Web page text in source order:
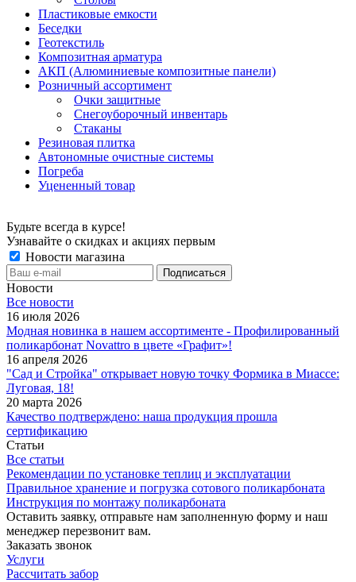
Пластиковые емкости
Беседки
Геотекстиль
Композитная арматура
АКП (Алюминиевые композитные панели)
Розничный ассортимент
Очки защитные
Снегоуборочный инвентарь
Стаканы
Резиновая плитка
Автономные очистные системы
Погреба
Уцененный товар
Будьте всегда в курсе!
Узнавайте о скидках и акциях первым
Новости магазина
Новости
Все новости
16 июля 2026
Модная новинка в нашем ассортименте - Профилированный
поликарбонат Novattro в цвете «Графит»!
16 апреля 2026
"Сад и Стройка" открывает новую точку Формика в Миассе:
Луговая, 18!
20 марта 2026
Качество подтверждено: наша продукция прошла
сертификацию
Статьи
Все статьи
Рекомендации по установке теплиц и эксплуатации
Правильное хранение и погрузка сотового поликарбоната
Инструкция по монтажу поликарбоната
Оставить заявку, отправьте нам заполненную форму и наш
менеджер перезвонит вам.
Заказать звонок
Услуги
Рассчитать забор